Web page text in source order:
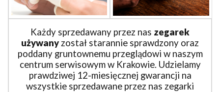
Każdy sprzedawany przez nas zegarek
używanyzostał starannie sprawdzony oraz
poddany gruntownemu przeglądowi w naszym
centrum serwisowym w Krakowie. Udzielamy
prawdziwej 12-miesięcznej gwarancji na
wszystkie sprzedawane przez nas zegarki